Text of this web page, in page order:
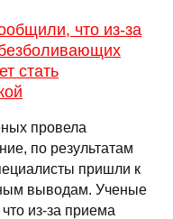
что из-за
стать
провела
по результатам
пришли к
выводам. Ученые
из-за приема